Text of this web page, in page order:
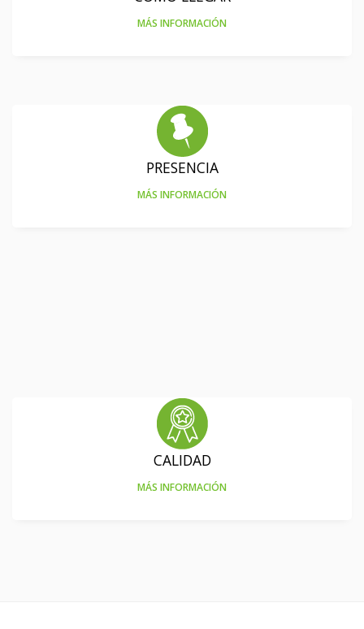
MÁS INFORMACIÓN
PRESENCIA
MÁS INFORMACIÓN
CALIDAD
MÁS INFORMACIÓN